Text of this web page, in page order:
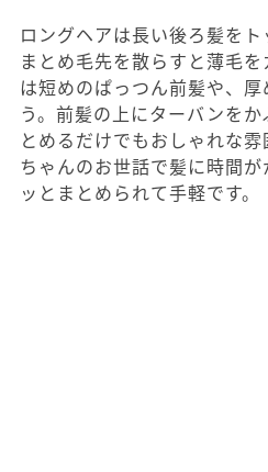
ロングヘアは長い後ろ髪を
まとめ毛先を散らすと薄毛
は短めのぱっつん前髪や、
う。前髪の上にターバンを
とめるだけでもおしゃれな
ちゃんのお世話で髪に時間
ッとまとめられて手軽です。